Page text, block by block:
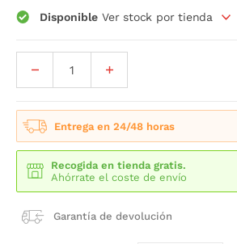
Disponible Ver stock por tienda
Entrega en 24/48 horas
Recogida en tienda gratis.
Ahórrate el coste de envío
Garantía de devolución